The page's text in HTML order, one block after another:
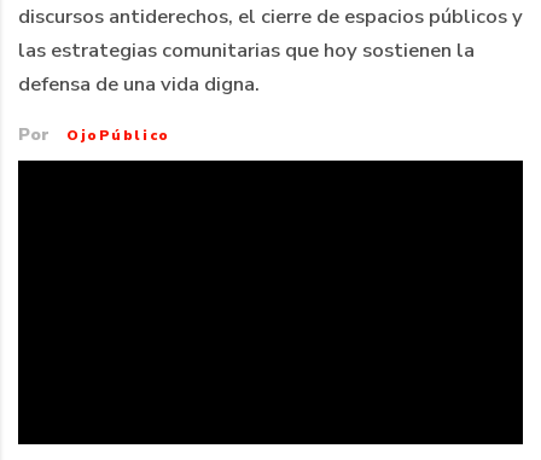
discursos antiderechos, el cierre de espacios públicos y
las estrategias comunitarias que hoy sostienen la
defensa de una vida digna.
Por OjoPúblico